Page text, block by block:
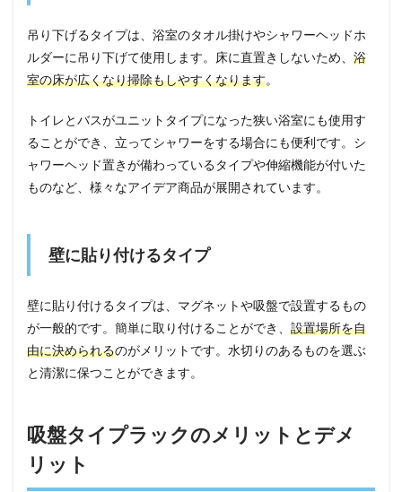
吊り下げるタイプは、浴室のタオル掛けやシャワーヘッドホ
ルダーに吊り下げて使用します。床に直置きしないため、 浴
室の床が広くなり掃除もしやすくなります。
トイレとバスがユニットタイプになった狭い浴室にも使用す
ることができ、立ってシャワーをする場合にも便利です。シ
ャワーヘッド置きが備わっているタイプや伸縮機能が付いた
ものなど、様々なアイデア商品が展開されています。
壁に貼り付けるタイプ
壁に貼り付けるタイプは、マグネットや吸盤で設置するもの
が一般的です。簡単に取り付けることができ、 設置場所を自
由に決められるのがメリットです。水切りのあるものを選ぶ
と清潔に保つことができます。
吸盤タイプラックのメリットとデメ
リット